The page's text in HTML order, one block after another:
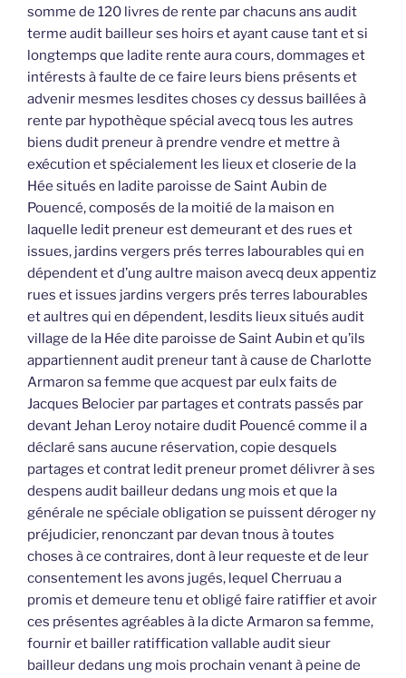
somme de 120 livres de rente par chacuns ans audit
terme audit bailleur ses hoirs et ayant cause tant et si
longtemps que ladite rente aura cours, dommages et
intérests à faulte de ce faire leurs biens présents et
advenir mesmes lesdites choses cy dessus baillées à
rente par hypothèque spécial avecq tous les autres
biens dudit preneur à prendre vendre et mettre à
exécution et spécialement les lieux et closerie de la
Hée situés en ladite paroisse de Saint Aubin de
Pouencé, composés de la moitié de la maison en
laquelle ledit preneur est demeurant et des rues et
issues, jardins vergers prés terres labourables qui en
dépendent et d’ung aultre maison avecq deux appentiz
rues et issues jardins vergers prés terres labourables
et aultres qui en dépendent, lesdits lieux situés audit
village de la Hée dite paroisse de Saint Aubin et qu’ils
appartiennent audit preneur tant à cause de Charlotte
Armaron sa femme que acquest par eulx faits de
Jacques Belocier par partages et contrats passés par
devant Jehan Leroy notaire dudit Pouencé comme il a
déclaré sans aucune réservation, copie desquels
partages et contrat ledit preneur promet délivrer à ses
despens audit bailleur dedans ung mois et que la
générale ne spéciale obligation se puissent déroger ny
préjudicier, renonczant par devan tnous à toutes
choses à ce contraires, dont à leur requeste et de leur
consentement les avons jugés, lequel Cherruau a
promis et demeure tenu et obligé faire ratiffier et avoir
ces présentes agréables à la dicte Armaron sa femme,
fournir et bailler ratiffication vallable audit sieur
bailleur dedans ung mois prochain venant à peine de